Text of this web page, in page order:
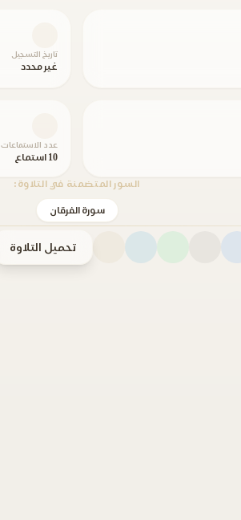
تاريخ التسجيل
غير محدد
عدد الاستماعات
10 استماع
السور المتضمنة في التلاوة:
سورة الفرقان
تحميل التلاوة